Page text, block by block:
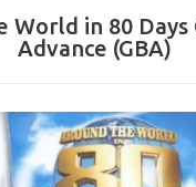
World in 80 Days
Advance (GBA)